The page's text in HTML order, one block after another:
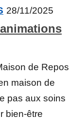
28/11/2025
de Repos
maison de
pas aux soins
bien-être